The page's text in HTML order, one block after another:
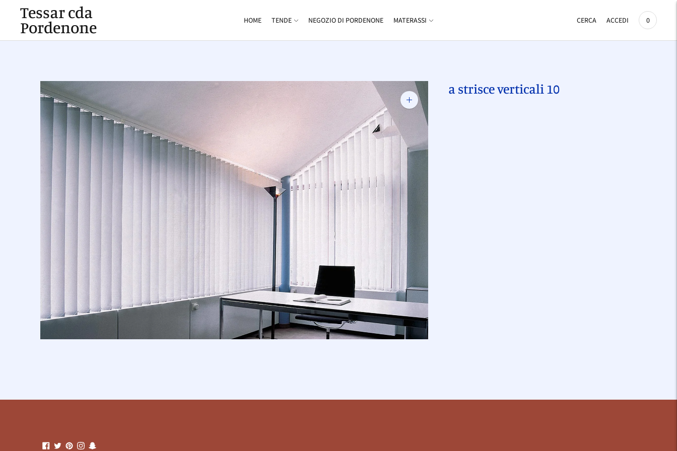
Tessar cda
Pordenone HOME TENDE NEGOZIO DI PORDENONE MATERASSI CERCA ACCEDI 0
Zoom
immagine
a strisce verticali 10